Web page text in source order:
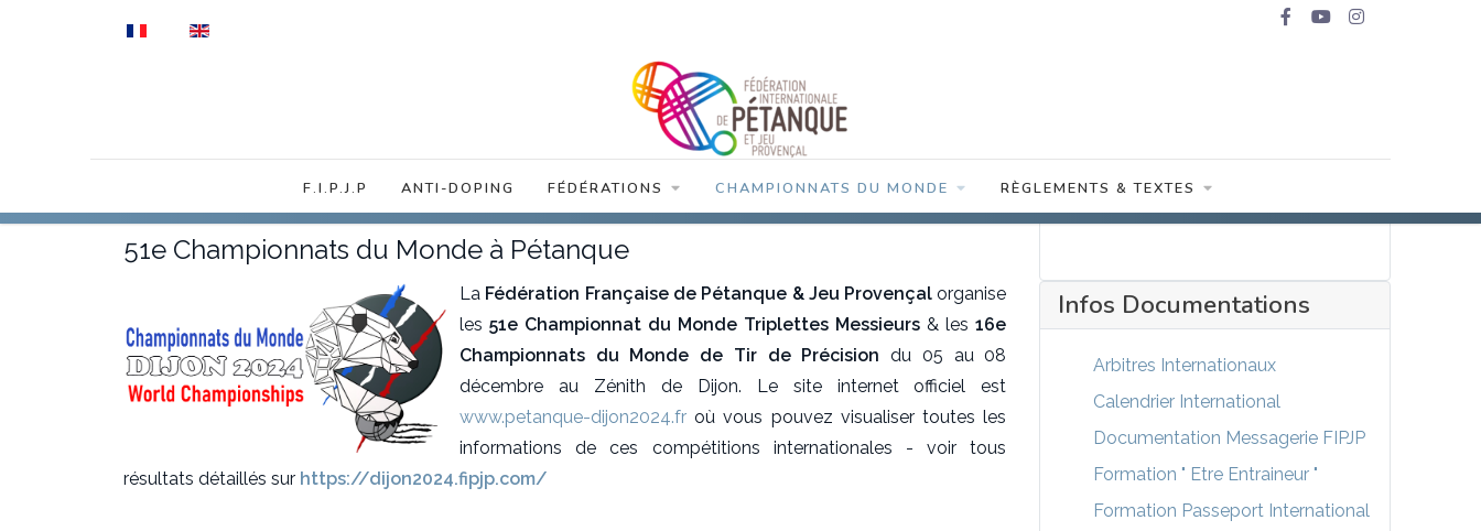
F.I.P.J.P ANTI-DOPING FÉDÉRATIONS CHAMPIONNATS DU MONDE RÈGLEMENTS & TEXTES
Infos Documentations
Arbitres Internationaux
Calendrier International
Documentation Messagerie FIPJP
Formation " Etre Entraineur "
Formation Passeport International
51e Championnats du Monde à Pétanque
La Fédération Française de Pétanque & Jeu Provençal organise
les51e Championnat du Monde Triplettes Messieurs & les16e
Championnats du Monde de Tir de Précision du 05 au 08
décembre au Zénith de Dijon. Le site internet officiel est
www.petanque-dijon2024.fr où vous pouvez visualiser toutes les
informations de ces compétitions internationales - voir tous
résultats détaillés sur https://dijon2024.fipjp.com/